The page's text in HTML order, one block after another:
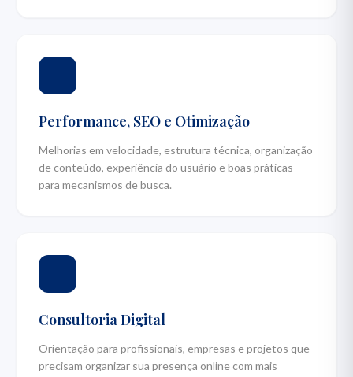
Performance, SEO e Otimização
Melhorias em velocidade, estrutura técnica, organização
de conteúdo, experiência do usuário e boas práticas
para mecanismos de busca.
Consultoria Digital
Orientação para profissionais, empresas e projetos que
precisam organizar sua presença online com mais